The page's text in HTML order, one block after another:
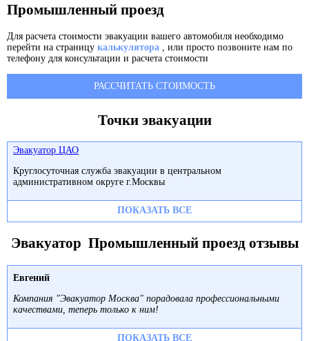
Промышленный проезд
Для расчета стоимости эвакуации вашего автомобиля необходимо
перейти на страницу калькулятора , или просто позвоните нам по
телефону для консультации и расчета стоимости
РАССЧИТАТЬ СТОИМОСТЬ
Точки эвакуации
Эвакуатор ЦАО
Круглосуточная служба эвакуации в центральном
административном округе г.Москвы
ПОКАЗАТЬ ВСЕ
Эвакуатор Промышленный проезд отзывы
Евгений
Компания "Эвакуатор Москва" порадовала профессиональными
качествами, теперь только к ним!
ПОКАЗАТЬ ВСЕ